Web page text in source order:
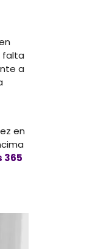
falta
a
en
365